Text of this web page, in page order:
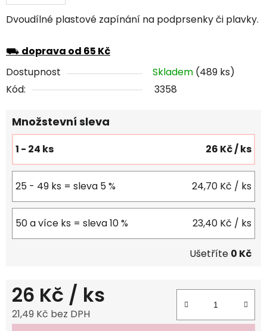
Dvoudílné plastové zapínání na podprsenky či plavky.
⛟ doprava od 65 Kč
Dostupnost
Skladem (489 ks)
Kód:
3358
Množstevní sleva
1 - 24 ks 26 Kč/ ks
25 - 49 ks = sleva 5 % 24,70 Kč / ks
50 a více ks = sleva 10 % 23,40 Kč / ks
Ušetříte 0 Kč
26 Kč / ks
21,49 Kč bez DPH